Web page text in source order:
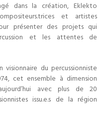
dans la création, Eklekto
et artistes
présenter des projets qui
et les attentes de
visionnaire du percussionniste
cet ensemble à dimension
avec plus de 20
issu.e.s de la région